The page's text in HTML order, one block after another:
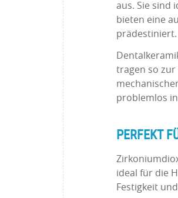
aus. Sie sind
bieten eine
prädestiniert.
tragen so zur
problemlos
PERFEKT
ideal für die
Festigkeit